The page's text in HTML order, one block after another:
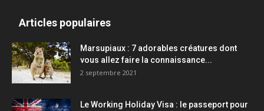
Articles populaires
Marsupiaux : 7 adorables créatures dont
vous allez faire la connaissance...
2 septembre 2021
Le Working Holiday Visa : le passeport pour